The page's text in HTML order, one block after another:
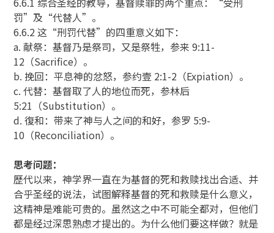
罚”及“代替人”。
6.6.2 这“刑罚代替”的四重意义如下：
a. 献祭：基督乃是祭司，又是祭牲，参来 9:11-
12（Sacrifice）。
b. 挽回：平息神的忿怒，参约壹 2:1-2（Expiation）。
c. 代替：基督取了人的地位而死，参林后
5:21（Substitution）。
d. 復和：带来了神与人之间的和好，参罗 5:9-
10（Reconciliation）。
思考问题：
歷代以来，神学界一直在为基督的死和救赎找出合适、并
合乎圣经的说法，试图解释基督的死和救赎是什么意义，
这精神是难能可贵的。虽然这之中不可能全都对，但他们
都是经过深思熟虑才提出的。为什么他们要这样做？就是